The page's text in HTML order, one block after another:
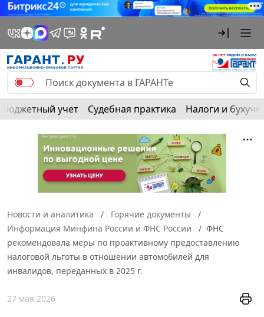
Бюджетный учет Судебная практика Налоги и
Новости и аналитика
Горячие документы
Информация Минфина России и ФНС России
ФНС
рекомендовала меры по проактивному предоставлению
налоговой льготы в отношении автомобилей для
инвалидов, переданных в 2025 г.
27 мая 2026